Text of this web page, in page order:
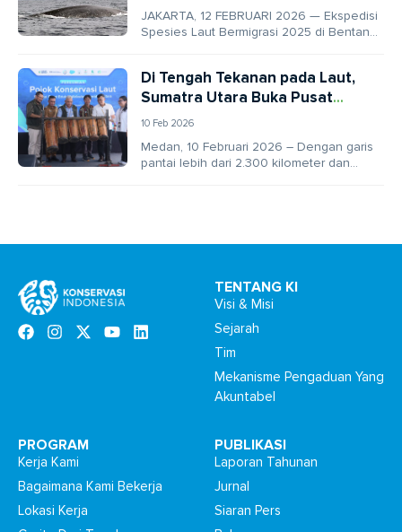
JAKARTA, 12 FEBRUARI 2026 — Ekspedisi
Spesies Laut Bermigrasi 2025 di Bentang
Di Tengah Tekanan pada Laut,
Sumatra Utara Buka Pusat
Edukasi Kelautan Pertama
10 Feb 2026
Medan, 10 Februari 2026 – Dengan garis
pantai lebih dari 2.300 kilometer dan
TENTANG KI
Visi & Misi
Sejarah
Tim
Mekanisme Pengaduan Yang
Akuntabel
PROGRAM
Kerja Kami
Bagaimana Kami Bekerja
Lokasi Kerja
PUBLIKASI
Laporan Tahunan
Jurnal
Siaran Pers